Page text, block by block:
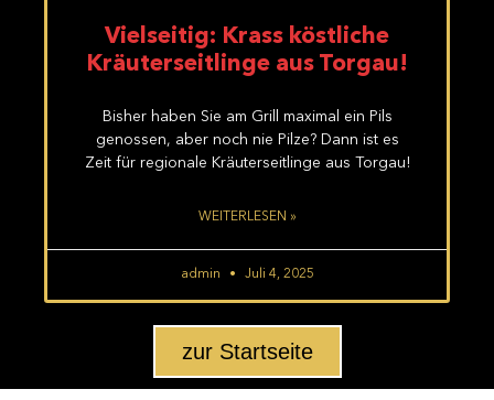
Vielseitig: Krass köstliche
Kräuterseitlinge aus Torgau!
Bisher haben Sie am Grill maximal ein Pils
genossen, aber noch nie Pilze? Dann ist es
Zeit für regionale Kräuterseitlinge aus Torgau!
WEITERLESEN »
admin Juli 4, 2025
zur Startseite